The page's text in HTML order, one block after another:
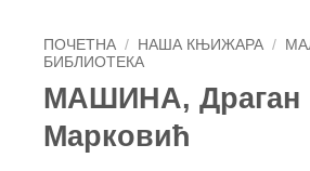
ПОЧЕТНА / НАША КЊИЖАРА /
БИБЛИОТЕКА
МАШИНА, Драган
Марковић